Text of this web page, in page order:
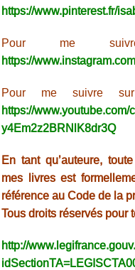
https://www.pinterest.fr/
Pour me
https://
Pour me suivre
https://
y4Em2z2BRNlK8dr3Q
En tant qu’auteure,
mes livres est
référence au Code de la
Tous droits réservés pour
http://